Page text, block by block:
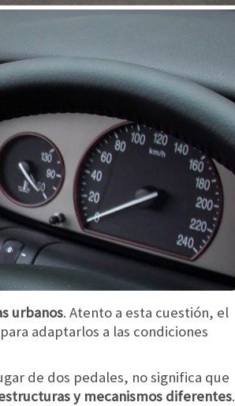
urbanos. Atento a esta cuestión, el
adaptarlos a las condiciones
de dos pedales, no significa que
y mecanismos diferentes.